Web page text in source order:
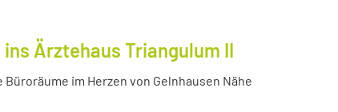
Ärztehaus Triangulum II
im Herzen von Gelnhausen Nähe